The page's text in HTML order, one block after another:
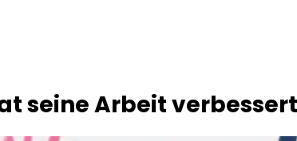
seine Arbeit verbessert